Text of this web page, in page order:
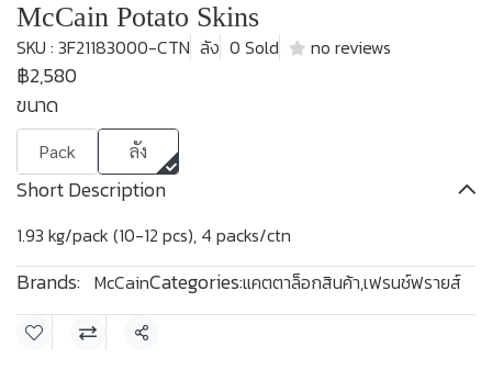
McCain Potato Skins
SKU : 3F21183000-CTN ลัง 0 Sold no reviews
฿2,580
ขนาด
Pack ลัง
Short Description
1.93 kg/pack (10-12 pcs), 4 packs/ctn
Brands: McCainCategories:แคตตาล็อกสินค้า,เฟรนช์ฟรายส์
Share